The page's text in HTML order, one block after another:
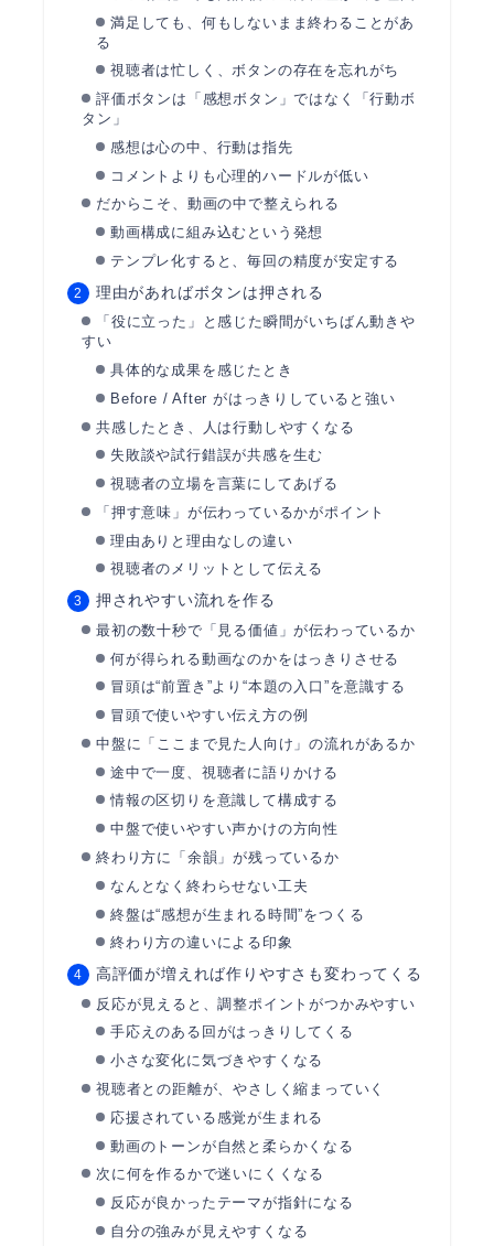
満足しても、何もしないまま終わることがあ
る
視聴者は忙しく、ボタンの存在を忘れがち
評価ボタンは「感想ボタン」ではなく「行動ボ
タン」
感想は心の中、行動は指先
コメントよりも心理的ハードルが低い
だからこそ、動画の中で整えられる
動画構成に組み込むという発想
テンプレ化すると、毎回の精度が安定する
理由があればボタンは押される
「役に立った」と感じた瞬間がいちばん動きや
すい
具体的な成果を感じたとき
Before / After がはっきりしていると強い
共感したとき、人は行動しやすくなる
失敗談や試行錯誤が共感を生む
視聴者の立場を言葉にしてあげる
「押す意味」が伝わっているかがポイント
理由ありと理由なしの違い
視聴者のメリットとして伝える
押されやすい流れを作る
最初の数十秒で「見る価値」が伝わっているか
何が得られる動画なのかをはっきりさせる
冒頭は“前置き”より“本題の入口”を意識する
冒頭で使いやすい伝え方の例
中盤に「ここまで見た人向け」の流れがあるか
途中で一度、視聴者に語りかける
情報の区切りを意識して構成する
中盤で使いやすい声かけの方向性
終わり方に「余韻」が残っているか
なんとなく終わらせない工夫
終盤は“感想が生まれる時間”をつくる
終わり方の違いによる印象
高評価が増えれば作りやすさも変わってくる
反応が見えると、調整ポイントがつかみやすい
手応えのある回がはっきりしてくる
小さな変化に気づきやすくなる
視聴者との距離が、やさしく縮まっていく
応援されている感覚が生まれる
動画のトーンが自然と柔らかくなる
次に何を作るかで迷いにくくなる
反応が良かったテーマが指針になる
自分の強みが見えやすくなる